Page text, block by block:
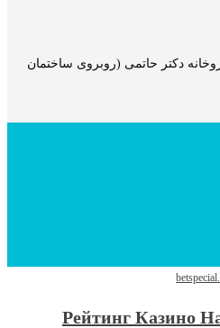
دکتر حاتمی (روبروی ساختمان
Рейтинг Казино